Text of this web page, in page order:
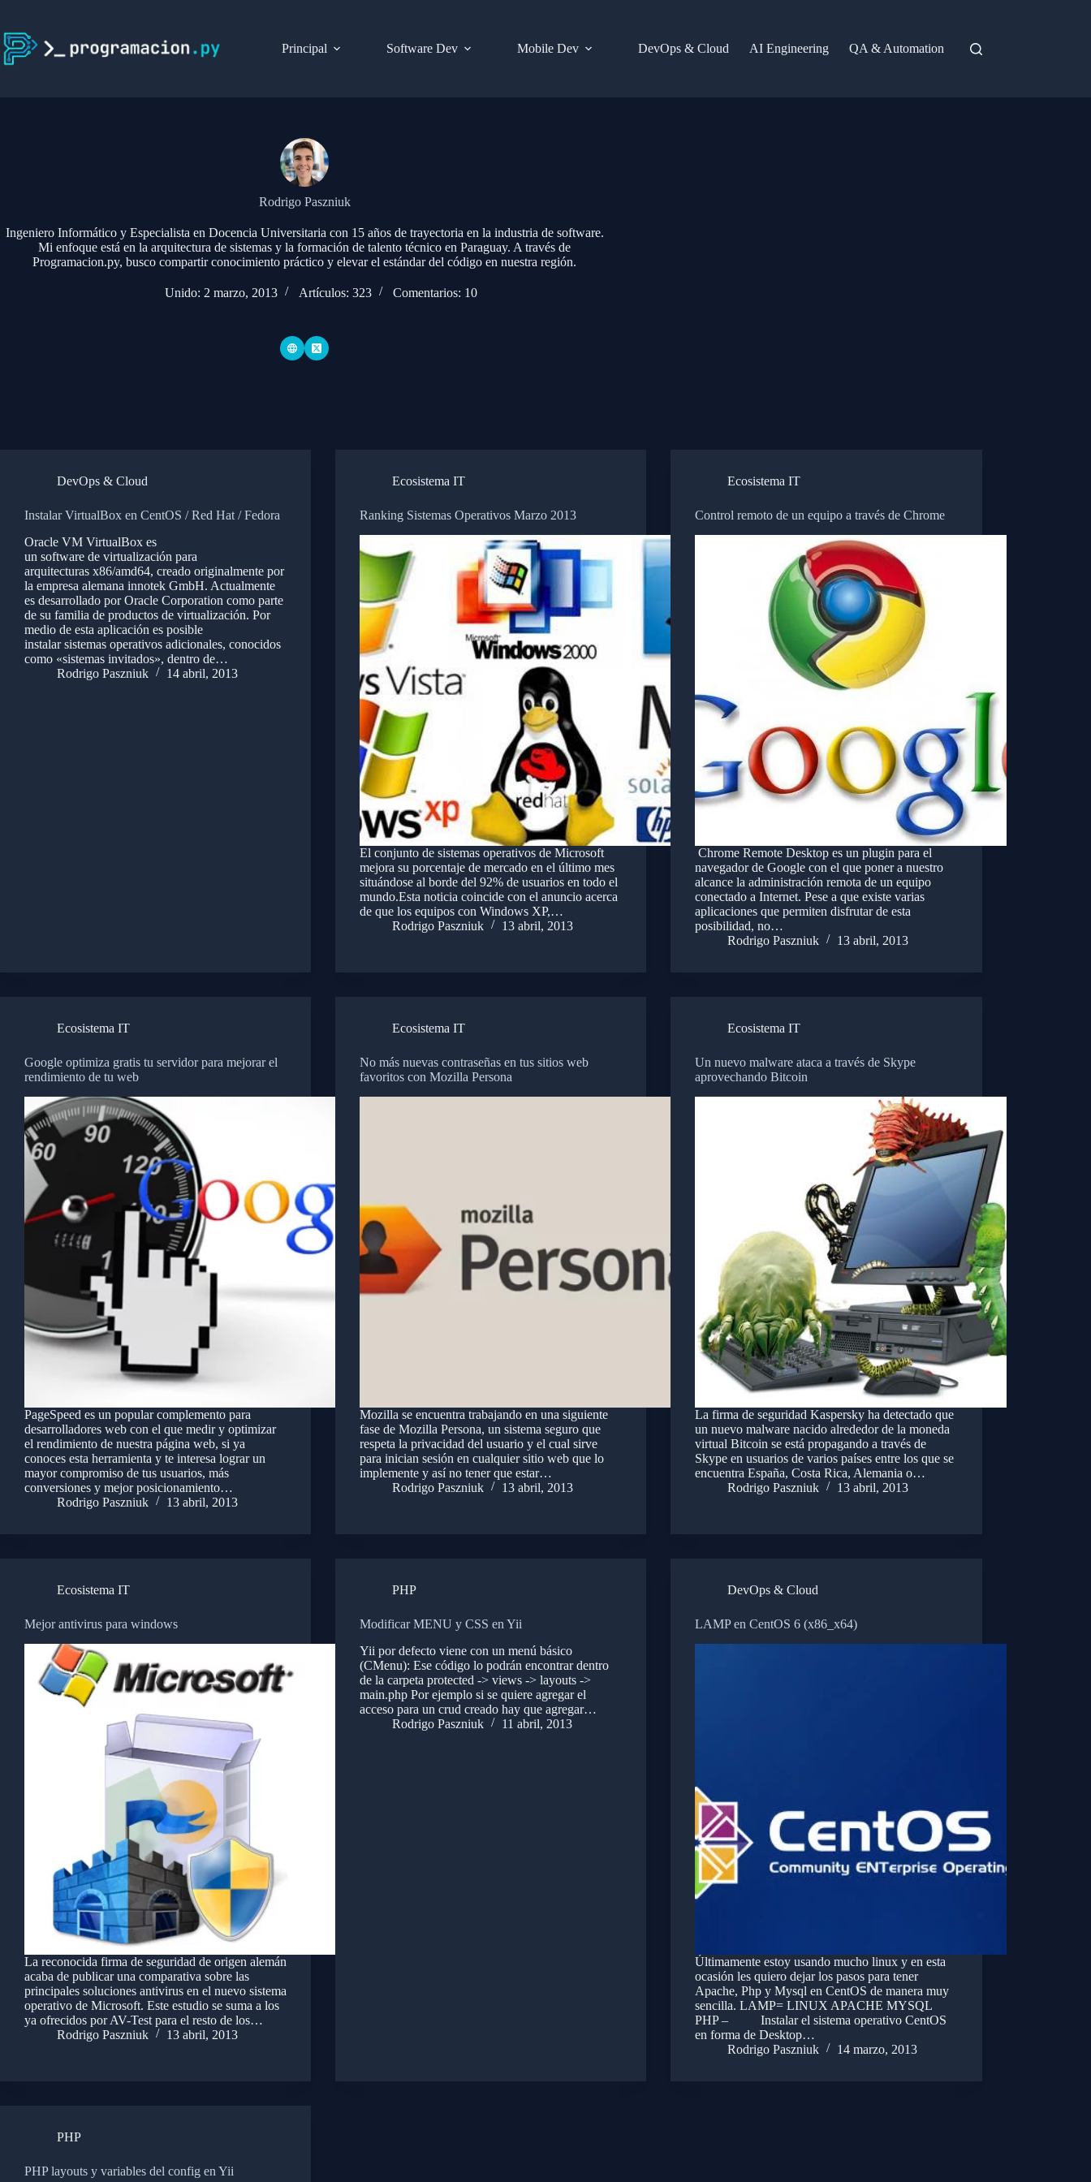
contenido
Principal
Software Dev Mobile Dev DevOps & Cloud AI Engineering QA & Automation
Rodrigo Paszniuk
Ingeniero Informático y Especialista en Docencia Universitaria con 15 años de trayectoria en la industria de software.
Mi enfoque está en la arquitectura de sistemas y la formación de talento técnico en Paraguay. A través de
Programacion.py, busco compartir conocimiento práctico y elevar el estándar del código en nuestra región.
Unido: 2 marzo, 2013 Artículos: 323 Comentarios: 10
DevOps & Cloud
Instalar VirtualBox en CentOS / Red Hat / Fedora
Oracle VM VirtualBox es
un software de virtualización para
arquitecturas x86/amd64, creado originalmente por
la empresa alemana innotek GmbH. Actualmente
es desarrollado por Oracle Corporation como parte
de su familia de productos de virtualización. Por
medio de esta aplicación es posible
instalar sistemas operativos adicionales, conocidos
como «sistemas invitados», dentro de…
Rodrigo Paszniuk
14 abril, 2013
Ecosistema IT
Ranking Sistemas Operativos Marzo 2013
El conjunto de sistemas operativos de Microsoft
mejora su porcentaje de mercado en el último mes
situándose al borde del 92% de usuarios en todo el
mundo.Esta noticia coincide con el anuncio acerca
de que los equipos con Windows XP,…
Rodrigo Paszniuk
13 abril, 2013
Ecosistema IT
Control remoto de un equipo a través de Chrome
Chrome Remote Desktop es un plugin para el
navegador de Google con el que poner a nuestro
alcance la administración remota de un equipo
conectado a Internet. Pese a que existe varias
aplicaciones que permiten disfrutar de esta
posibilidad, no…
Rodrigo Paszniuk
13 abril, 2013
Ecosistema IT
Google optimiza gratis tu servidor para mejorar el
rendimiento de tu web
PageSpeed es un popular complemento para
desarrolladores web con el que medir y optimizar
el rendimiento de nuestra página web, si ya
conoces esta herramienta y te interesa lograr un
mayor compromiso de tus usuarios, más
conversiones y mejor posicionamiento…
Rodrigo Paszniuk
13 abril, 2013
Ecosistema IT
No más nuevas contraseñas en tus sitios web
favoritos con Mozilla Persona
Mozilla se encuentra trabajando en una siguiente
fase de Mozilla Persona, un sistema seguro que
respeta la privacidad del usuario y el cual sirve
para inician sesión en cualquier sitio web que lo
implemente y así no tener que estar…
Rodrigo Paszniuk
13 abril, 2013
Ecosistema IT
Un nuevo malware ataca a través de Skype
aprovechando Bitcoin
La firma de seguridad Kaspersky ha detectado que
un nuevo malware nacido alrededor de la moneda
virtual Bitcoin se está propagando a través de
Skype en usuarios de varios países entre los que se
encuentra España, Costa Rica, Alemania o…
Rodrigo Paszniuk
13 abril, 2013
Ecosistema IT
Mejor antivirus para windows
La reconocida firma de seguridad de origen alemán
acaba de publicar una comparativa sobre las
principales soluciones antivirus en el nuevo sistema
operativo de Microsoft. Este estudio se suma a los
ya ofrecidos por AV-Test para el resto de los…
Rodrigo Paszniuk
13 abril, 2013
PHP
Modificar MENU y CSS en Yii
Yii por defecto viene con un menú básico
(CMenu): Ese código lo podrán encontrar dentro
de la carpeta protected -> views -> layouts ->
main.php Por ejemplo si se quiere agregar el
acceso para un crud creado hay que agregar…
Rodrigo Paszniuk
11 abril, 2013
DevOps & Cloud
LAMP en CentOS 6 (x86_x64)
Últimamente estoy usando mucho linux y en esta
ocasión les quiero dejar los pasos para tener
Apache, Php y Mysql en CentOS de manera muy
sencilla. LAMP= LINUX APACHE MYSQL
PHP – Instalar el sistema operativo CentOS
en forma de Desktop…
Rodrigo Paszniuk
14 marzo, 2013
PHP
PHP layouts y variables del config en Yii